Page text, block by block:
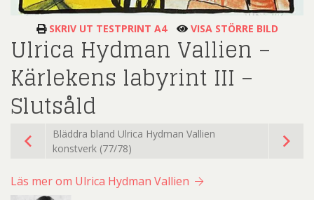
SKRIV UT TESTPRINT A4 VISA STÖRRE BILD
Ulrica Hydman Vallien –
Kärlekens labyrint III –
Slutsåld
Bläddra bland Ulrica Hydman Vallien
konstverk (77/78)
Läs mer om Ulrica Hydman Vallien